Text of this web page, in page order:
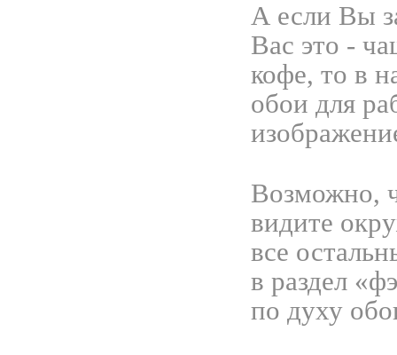
А если Вы
Вас это -
кофе, то в
обои для
Возможно,
видите
все
в раздел
по духу